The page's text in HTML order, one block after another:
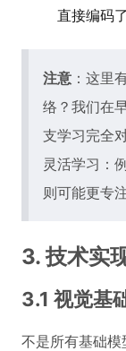
直接编码
注意 ：这里
络？我们在
支学习完全
灵活学习：
则可能更专
3. 技术实
3.1 视觉基
不是所有基础